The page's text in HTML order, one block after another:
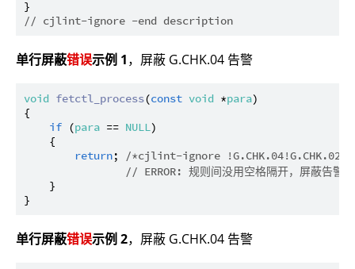
// cjlint-ignore -end description
单行屏蔽错误示例 1，屏蔽 G.CHK.04 告警
void fetctl_process(const void *para)
{
if (para == NULL)
    {
return;
/*cjlint-ignore !G.CHK.04!G.CHK.02
// ERROR: 规则间没用空格隔开，屏蔽告警
    }
单行屏蔽错误示例 2，屏蔽 G.CHK.04 告警